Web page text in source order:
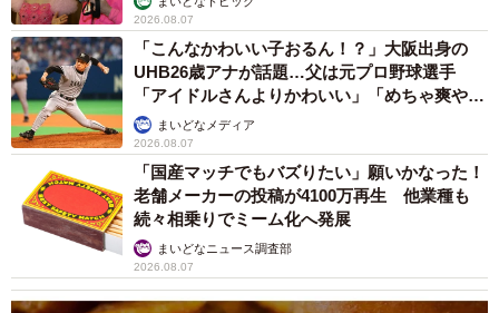
2026.08.07
「こんなかわいい子おるん！？」大阪出身の
UHB26歳アナが話題…父は元プロ野球選手
「アイドルさんよりかわいい」「めちゃ爽や
か」まいどなメディア
2026.08.07
「国産マッチでもバズりたい」願いかなった！
老舗メーカーの投稿が4100万再生 他業種も
続々相乗りでミーム化へ発展
まいどなニュース調査部
2026.08.07